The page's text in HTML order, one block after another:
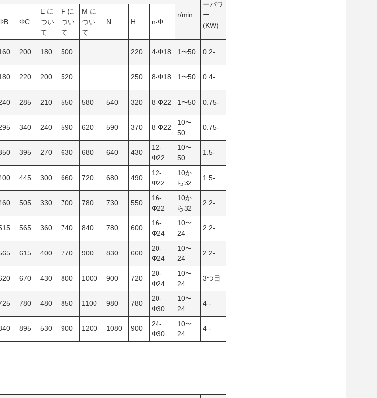
r/min
ーパワ
ー
(KW)
ΦC
E に
つい
て
F に
つい
て
M に
つい
て
N H n-Φ
200 180 500 220 4-Φ18 1〜50 0.2-
220 200 520 250 8-Φ18 1〜50 0.4-
285 210 550 580 540 320 8-Φ22 1〜50 0.75-
340 240 590 620 590 370 8-Φ22
10〜
50
0.75-
395 270 630 680 640 430
12-
Φ22
10〜
50
1.5-
445 300 660 720 680 490
12-
Φ22
10か
ら32
1.5-
505 330 700 780 730 550
16-
Φ22
10か
ら32
2.2-
565 360 740 840 780 600
16-
Φ24
10〜
24
2.2-
615 400 770 900 830 660
20-
Φ24
10〜
24
2.2-
670 430 800 1000 900 720
20-
Φ24
10〜
24
3つ目
780 480 850 1100 980 780
20-
Φ30
10〜
24
4 -
895 530 900 1200 1080 900
24-
Φ30
10〜
24
4 -